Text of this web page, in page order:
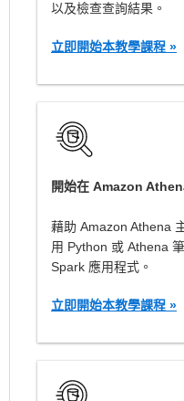
以及檢查查詢結果。
立即開始本教學課程 »
開始在 Amazon
藉助 Amazon Athena
用 Python 或 Athena
Spark 應用程式。
立即開始本教學課程 »